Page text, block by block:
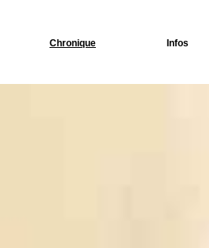
Chronique Infos